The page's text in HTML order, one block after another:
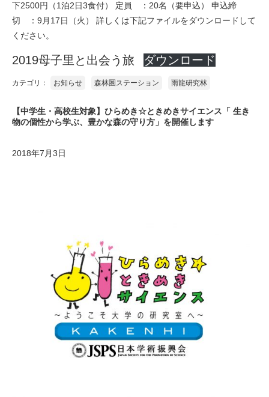
下2500円（1泊2日3食付） 定員 ：20名（要申込） 申込締
切 ：9月17日（火） 詳しくは下記ファイルをダウンロードして
ください。
2019母子里と出会う旅 ダウンロード
カテゴリ： お知らせ 森林圏ステーション 雨龍研究林
【中学生・高校生対象】ひらめき☆ときめきサイエンス「 生き
物の個性から学ぶ、豊かな森の守り方」を開催します
2018年7月3日